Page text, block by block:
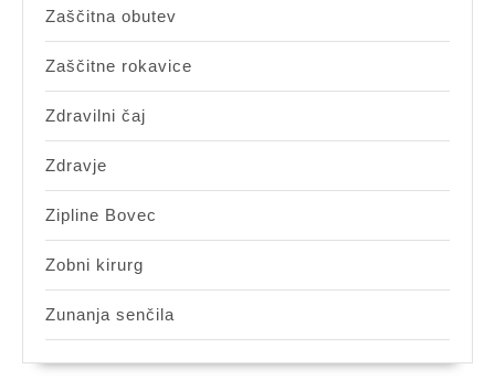
Zaščitna obutev
Zaščitne rokavice
Zdravilni čaj
Zdravje
Zipline Bovec
Zobni kirurg
Zunanja senčila